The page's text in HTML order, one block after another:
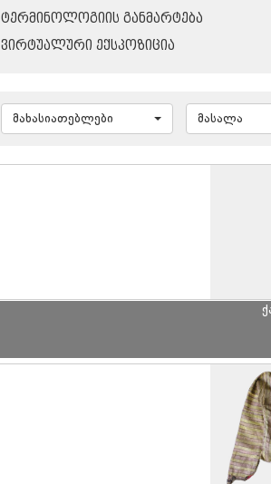
ᲢᲔᲠᲛᲘᲜᲝᲚᲝᲒᲘᲘᲡ ᲒᲐᲜᲛᲐᲠᲢᲔᲑᲐ
ᲕᲘᲠᲢᲣᲐᲚᲣᲠᲘ ᲔᲥᲡᲞᲝᲖᲘᲪᲘᲐ
მახასიათებლები მასალა